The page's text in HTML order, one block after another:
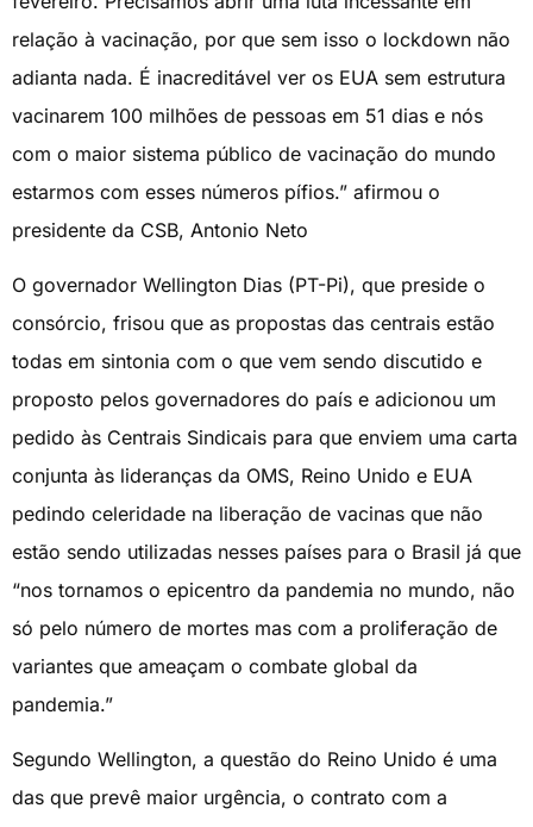
relação à vacinação, por que sem isso o lockdown não
adianta nada. É inacreditável ver os EUA sem estrutura
vacinarem 100 milhões de pessoas em 51 dias e nós
com o maior sistema público de vacinação do mundo
estarmos com esses números pífios.” afirmou o
presidente da CSB, Antonio Neto
O governador Wellington Dias (PT-Pi), que preside o
consórcio, frisou que as propostas das centrais estão
todas em sintonia com o que vem sendo discutido e
proposto pelos governadores do país e adicionou um
pedido às Centrais Sindicais para que enviem uma carta
conjunta às lideranças da OMS, Reino Unido e EUA
pedindo celeridade na liberação de vacinas que não
estão sendo utilizadas nesses países para o Brasil já que
“nos tornamos o epicentro da pandemia no mundo, não
só pelo número de mortes mas com a proliferação de
variantes que ameaçam o combate global da
pandemia.”
Segundo Wellington, a questão do Reino Unido é uma
das que prevê maior urgência, o contrato com a